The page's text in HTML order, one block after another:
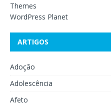
Themes
WordPress Planet
ARTIGOS
Adoção
Adolescência
Afeto